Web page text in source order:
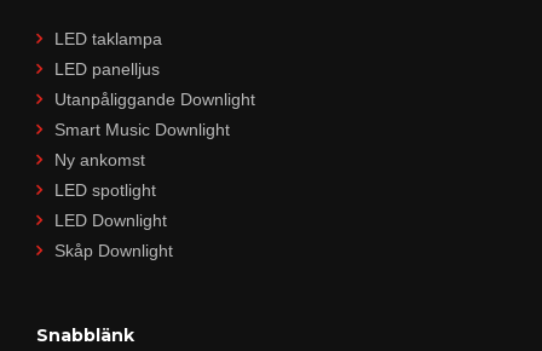
LED taklampa
LED panelljus
Utanpåliggande Downlight
Smart Music Downlight
Ny ankomst
LED spotlight
LED Downlight
Skåp Downlight
Snabblänk